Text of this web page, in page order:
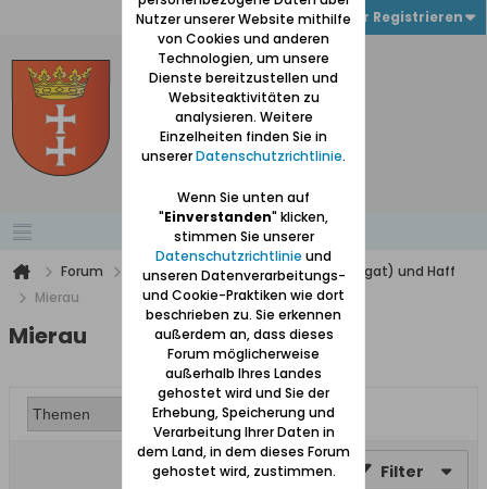
Anmelden oder Registrieren
Forum
Werder (zwischen Weichsel und Nogat) und Haff
Mierau
Mierau
Filter
Nutzer unserer Website mithilfe
von Cookies und anderen
Technologien, um unsere
Dienste bereitzustellen und
Websiteaktivitäten zu
analysieren. Weitere
Einzelheiten finden Sie in
unsererDatenschutzrichtlinie.
Wenn Sie unten auf
"Einverstanden" klicken,
stimmen Sie unserer
Datenschutzrichtlinie und
unseren Datenverarbeitungs-
und Cookie-Praktiken wie dort
beschrieben zu. Sie erkennen
außerdem an, dass dieses
Forum möglicherweise
außerhalb Ihres Landes
gehostet wird und Sie der
Erhebung, Speicherung und
Verarbeitung Ihrer Daten in
dem Land, in dem dieses Forum
gehostet wird, zustimmen.